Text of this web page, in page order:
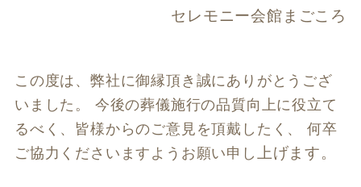
セレモニー会館まごころ
この度は、弊社に御縁頂き誠にありがとうござ
いました。 今後の葬儀施行の品質向上に役立て
るべく、皆様からのご意見を頂戴したく、 何卒
ご協力くださいますようお願い申し
上げます。